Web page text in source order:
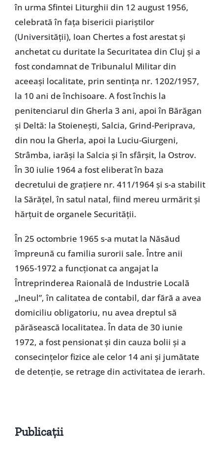
în urma Sfintei Liturghii din 12 august 1956,
celebrată în faţa bisericii piariştilor
(Universităţii), Ioan Chertes a fost arestat şi
anchetat cu duritate la Securitatea din Cluj şi a
fost condamnat de Tribunalul Militar din
aceeaşi localitate, prin sentinţa nr. 1202/1957,
la 10 ani de închisoare. A fost închis la
penitenciarul din Gherla 3 ani, apoi în Bărăgan
şi Deltă: la Stoieneşti, Salcia, Grind-Periprava,
din nou la Gherla, apoi la Luciu-Giurgeni,
Strâmba, iarăşi la Salcia şi în sfârşit, la Ostrov.
În 30 iulie 1964 a fost eliberat în baza
decretului de graţiere nr. 411/1964 şi s-a stabilit
la Sărăţel, în satul natal, fiind mereu urmărit şi
hărţuit de organele Securităţii.
În 25 octombrie 1965 s-a mutat la Năsăud
împreună cu familia surorii sale. Între anii
1965-1972 a funcţionat ca angajat la
Întreprinderea Raională de Industrie Locală
„Ineul”, în calitatea de contabil, dar fără a avea
domiciliu obligatoriu, nu avea dreptul să
părăsească localitatea. În data de 30 iunie
1972, a fost pensionat şi din cauza bolii şi a
consecinţelor fizice ale celor 14 ani şi jumătate
de detenţie, se retrage din activitatea de ierarh.
Publicaţii